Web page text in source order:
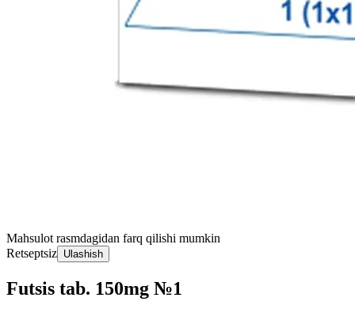
Mahsulot rasmdagidan farq qilishi mumkin
Retseptsiz Ulashish
Futsis tab. 150mg №1